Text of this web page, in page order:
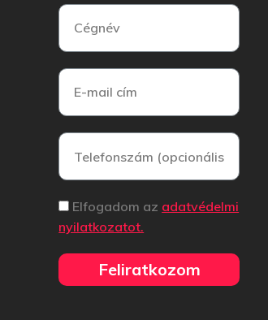
Elfogadom az adatvédelmi
nyilatkozatot.
Feliratkozom